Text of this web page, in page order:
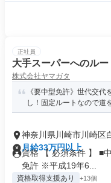
正社員
大手スーパーへのル
株式会社ヤマガタ
《要中型免許》世代交
し！固定ルートなので道
神奈川県川崎市川崎区
月給33万円以上
資格 【 必須条件 】 ■
免許 ※平成19年6...
資格取得支援あり +13個